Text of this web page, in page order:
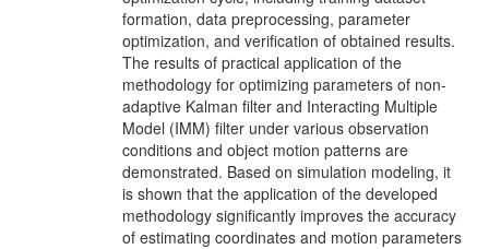
formation, data preprocessing, parameter
optimization, and verification of obtained results.
The results of practical application of the
methodology for optimizing parameters of non-
adaptive Kalman filter and Interacting Multiple
Model (IMM) filter under various observation
conditions and object motion patterns are
demonstrated. Based on simulation modeling, it
is shown that the application of the developed
methodology significantly improves the accuracy
of estimating coordinates and motion parameters